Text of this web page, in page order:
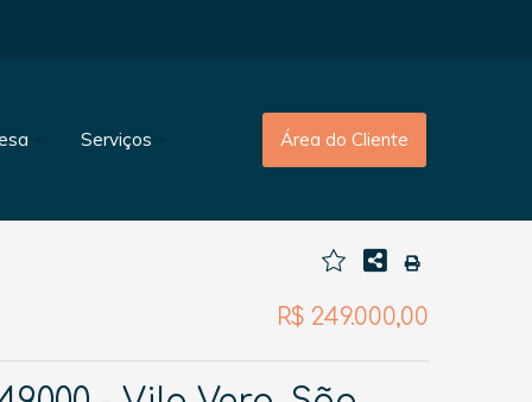
Serviços Área do Cliente
R$ 249.000,00